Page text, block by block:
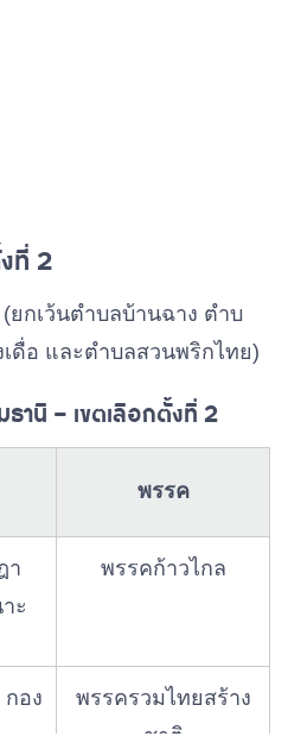
อึ้ง
พรรคเพื่อไทย
อนุ
าว
ดิ์
พรรคไทยภักดี
ที่ 2
ยกเว้นตําบลบ้านฉาง ตําบ
ดื่อ และตำบลสวนพริกไทย)
านี – เขตเลือกตั้งที่ 2
พรรค
า
ะ
พรรคก้าวไกล
กอง
พรรครวมไทยสร้าง
ชาติ